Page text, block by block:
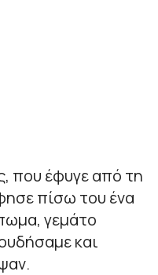
που έφυγε από τη
πίσω του ένα
γεμάτο
και